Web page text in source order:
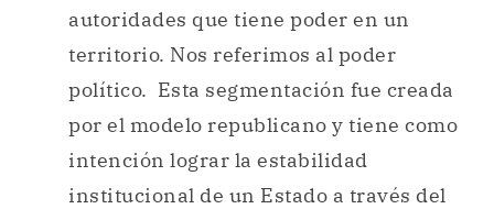
autoridades que tiene poder en un
territorio. Nos referimos al poder
político. Esta segmentación fue creada
por el modelo republicano y tiene como
intención lograr la estabilidad
institucional de un Estado a través del